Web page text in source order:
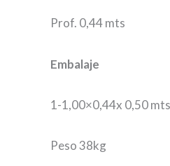
Prof. 0,44 mts
Embalaje
1-1,00×0,44x 0,50 mts
Peso 38kg